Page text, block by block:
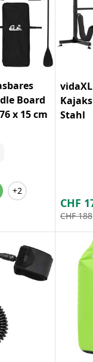
Board
x 15 cm
+2
Stahl
CHF
CHF 188